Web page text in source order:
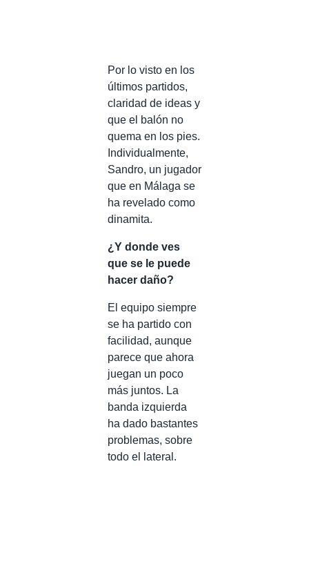
Por lo visto en los
últimos partidos,
claridad de ideas y
que el balón no
quema en los pies.
Individualmente,
Sandro, un jugador
que en Málaga se
ha revelado como
dinamita.
¿Y donde ves
que se le puede
hacer daño?
El equipo siempre
se ha partido con
facilidad, aunque
parece que ahora
juegan un poco
más juntos. La
banda izquierda
ha dado bastantes
problemas, sobre
todo el lateral.